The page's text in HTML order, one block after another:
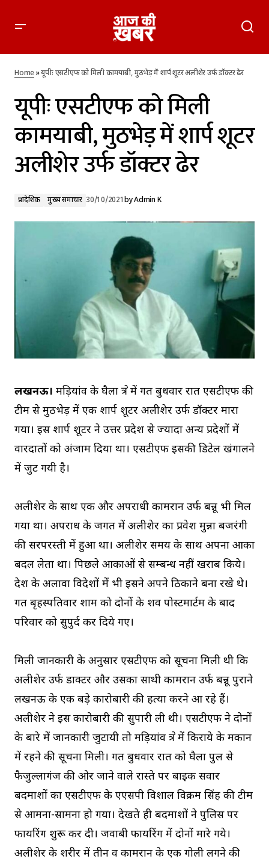
डॉक्टर ढेर
Home»यूपीः एसटीएफ को मिली कामयाबी, मुठभेड़ में शार्प शूटर अलीशेर उर्फ डॉक्टर ढेर
यूपीः एसटीएफ को मिली
कामयाबी, मुठभेड़ में शार्प शूटर
अलीशेर उर्फ डॉक्टर ढेर
प्रादेशिक मुख्य समाचार 30/10/2021byAdmin K
लखनऊ। मड़ियांव के घैला क्षेत्र में गत बुधवार रात एसटीएफ की
टीम से मुठभेड़ में एक शार्प शूटर अलीशेर उर्फ डॉक्टर मारा
गया। इस शार्प शूटर ने उत्तर प्रदेश से ज्यादा अन्य प्रदेशों में
वारदातों को अंजाम दिया था। एसटीएफ इसकी डिटेल खंगालने
में जुट गयी है।
अलीशेर के साथ एक और अपराधी कामरान उर्फ बन्नू भी मिल
गया था। अपराध के जगत में अलीशेर का प्रवेश मुन्ना बजरंगी
की सरपरस्ती में हुआ था। अलीशेर समय के साथ अपना आका
बदल लेता था। पिछले आकाओं से सम्बन्ध नहीं खराब किये।
देश के अलावा विदेशों में भी इसने अपने ठिकाने बना रखे थे।
गत बृहस्पतिवार शाम को दोनों के शव पोस्टमार्टम के बाद
परिवार को सुपुर्द कर दिये गए।
मिली जानकारी के अनुसार एसटीएफ को सूचना मिली थी कि
अलीशेर उर्फ डाक्टर और उसका साथी कामरान उर्फ बन्नू पुराने
लखनऊ के एक बड़े कारोबारी की हत्या करने आ रहे हैं।
अलीशेर ने इस कारोबारी की सुपारी ली थी। एसटीएफ ने दोनों
के बारे में जानकारी जुटायी तो मड़ियांव क्षेत्र में किराये के मकान
में रहने की सूचना मिली। गत बुधवार रात को घैला पुल से
फैजुल्लागंज की ओर जाने वाले रास्ते पर बाइक सवार
बदमाशों का एसटीएफ के एएसपी विशाल विक्रम सिंह की टीम
से आमना-सामना हो गया। देखते ही बदमाशों ने पुलिस पर
फायरिंग शुरू कर दी। जवाबी फायरिंग में दोनों मारे गये।
अलीशेर के शरीर में तीन व कामरान के एक गोली लगने की